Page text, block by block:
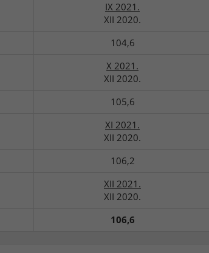
IX 2021.
XII 2020.
104,6
X 2021.
XII 2020.
105,6
XI 2021.
XII 2020.
106,2
XII 2021.
XII 2020.
106,6